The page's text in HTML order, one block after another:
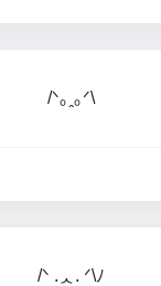
/ᐠ｡ꞈ｡ᐟ\
/ᐠ .ᆺ. ᐟ\ﾉ